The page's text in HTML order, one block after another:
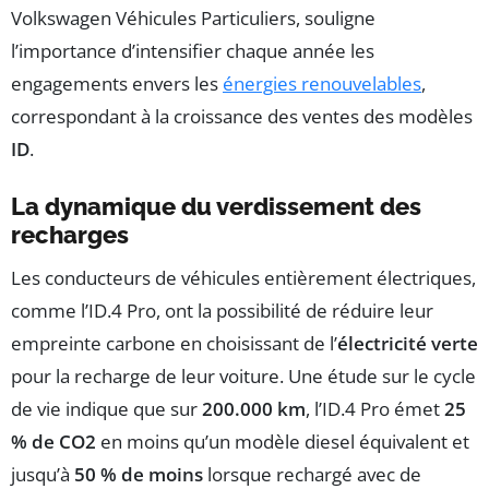
Volkswagen Véhicules Particuliers, souligne
l’importance d’intensifier chaque année les
engagements envers les énergies renouvelables,
correspondant à la croissance des ventes des modèles
ID.
La dynamique du verdissement des
recharges
Les conducteurs de véhicules entièrement électriques,
comme l’ID.4 Pro, ont la possibilité de réduire leur
empreinte carbone en choisissant de l’électricité verte
pour la recharge de leur voiture. Une étude sur le cycle
de vie indique que sur200.000 km, l’ID.4 Pro émet25
% de CO2 en moins qu’un modèle diesel équivalent et
jusqu’à 50 % de moins lorsque rechargé avec de